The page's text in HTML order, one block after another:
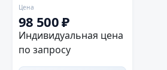
Цена
98 500 ₽
Индивидуальная цена
по запросу